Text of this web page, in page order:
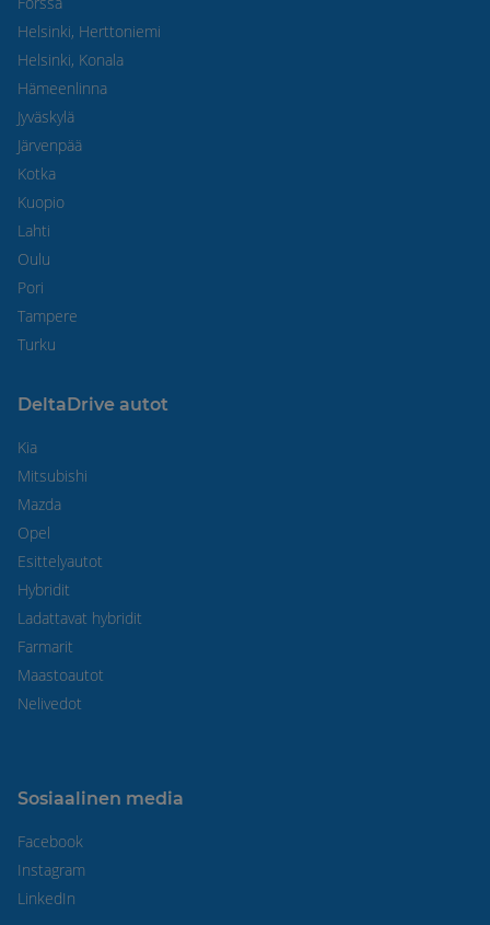
Helsinki, Herttoniemi
Helsinki, Konala
Hämeenlinna
Jyväskylä
Järvenpää
Kotka
Kuopio
Lahti
Oulu
Pori
Tampere
Turku
DeltaDrive autot
Kia
Mitsubishi
Mazda
Opel
Esittelyautot
Hybridit
Ladattavat hybridit
Farmarit
Maastoautot
Nelivedot
Sosiaalinen media
Facebook
Instagram
LinkedIn